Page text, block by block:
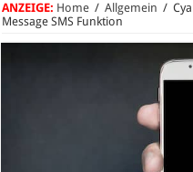
ANZEIGE: Home / Allgemein /
Message SMS Funktion